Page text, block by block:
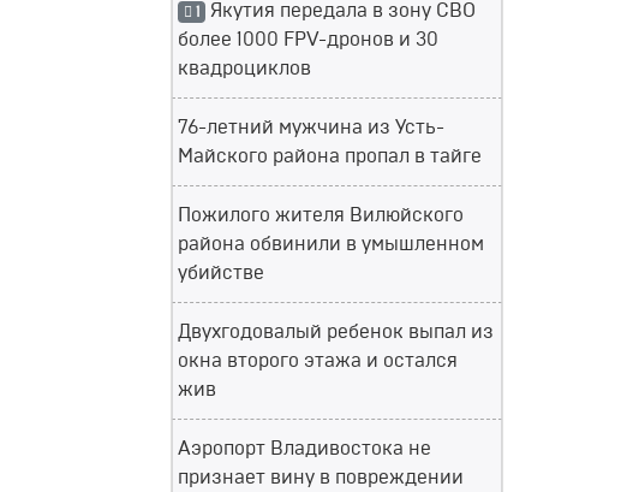
1 Якутия передала в зону СВО
более 1000 FPV-дронов и 30
квадроциклов
76-летний мужчина из Усть-
Майского района пропал в тайге
Пожилого жителя Вилюйского
района обвинили в умышленном
убийстве
Двухгодовалый ребенок выпал из
окна второго этажа и остался
жив
Аэропорт Владивостока не
признает вину в повреждении